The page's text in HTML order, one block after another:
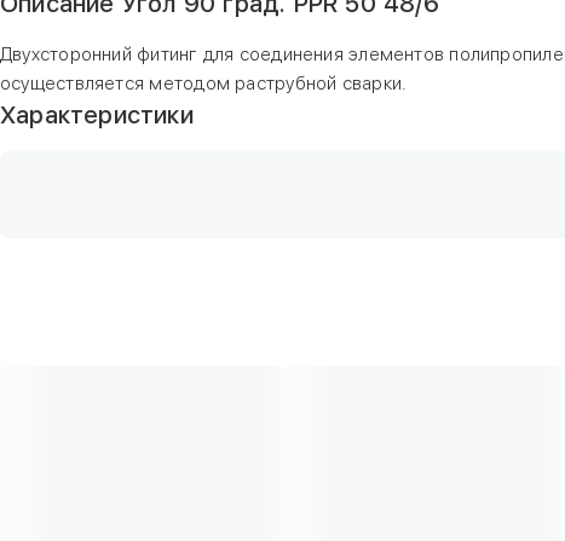
Двухсторонний фитинг для соединения элементов
осуществляется методом раструбной сварки.
Характеристики